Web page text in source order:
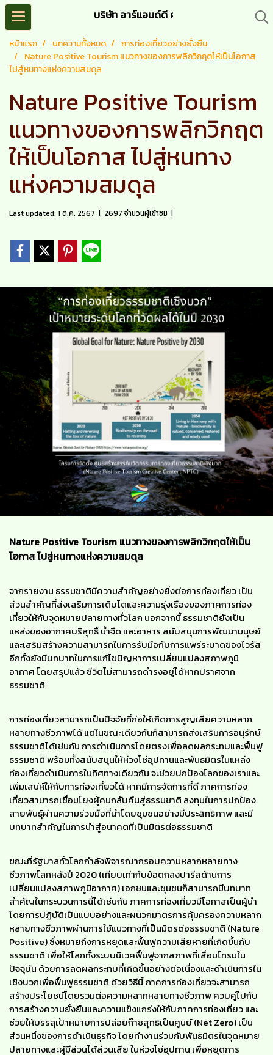
บริษัท อาร์แอนด์ดี ครีเอชั่น จำกัด (R&D
หน้าแรก บทความทั้งหมด
การท่องเที่ยวอย่างยั่งยืน
Nature Positive Tourism แนวทางของการพลิกวิกฤตให้เป็นโอกาส
ไปสู่หนทางแห่งความสมดุล
Nature Positive Tourism
แนวทางของการพลิกวิกฤต
ให้เป็นโอกาส ไปสู่หนทาง
แห่งความสมดุล
Last updated: 1 ต.ค. 2567 | 2697 จำนวนผู้เข้าชม |
Nature Positive Tourism แนวทางของการพลิกวิกฤตให้เป็น
โอกาส ไปสู่หนทางแห่งความสมดุล
จากรายงาน ธรรมชาติมีความสำคัญอย่างยิ่งต่อการท่องเที่ยว เป็น
ส่วนสำคัญที่ส่งเสริมการเติบโตและความรุ่งเรืองของภาคการท่อง
เที่ยวให้กับจุดหมายปลายทางทั่วโลก นอกจากนี้ ธรรมชาติยังเป็น
แหล่งของอากาศบริสุทธิ์ น้ำจืด และอาหาร สนับสนุนการพัฒนามนุษย์
และเสริมสร้างความสามารถในการรับมือกับการแพร่ระบาดของไวรัส
อีกทั้งยังมีบทบาทในการแก้ไขปัญหาการเปลี่ยนแปลงสภาพภูมิ
อากาศ โดยสรุปแล้ว ชีวิตไม่สามารถดำรงอยู่ได้หากปราศจาก
ธรรมชาติ
การท่องเที่ยวสามารถเป็นปัจจัยที่ก่อให้เกิดการสูญเสียความหลาก
หลายทางชีวภาพได้ แต่ในขณะเดียวกันก็สามารถส่งเสริมการอนุรักษ์
ธรรมชาติได้เช่นกัน การดำเนินการโดยตรงเพื่อลดผลกระทบและฟื้นฟู
ธรรมชาติ พร้อมทั้งสนับสนุนให้ห่วงโซ่อุปทานและพันธมิตรในแหล่ง
ท่องเที่ยวดำเนินการในทิศทางเดียวกัน จะช่วยปกป้องโลกของเราและ
เพิ่มเสน่ห์ให้กับการท่องเที่ยวได้ หากมีการจัดการที่ดี ภาคการท่อง
เที่ยวสามารถเชื่อมโยงผู้คนกลับคืนสู่ธรรมชาติ ลงทุนในการปกป้อง
สายพันธุ์ผ่านความร่วมมือที่นำโดยชุมชนอย่างมีประสิทธิภาพ และมี
บทบาทสำคัญในการนำสู่อนาคตที่เป็นมิตรต่อธรรมชาติ
ขณะที่รัฐบาลทั่วโลกกำลังพิจารณากรอบความหลากหลายทาง
ชีวภาพโลกหลังปี 2020 (เทียบเท่ากับข้อตกลงปารีสด้านการ
เปลี่ยนแปลงสภาพภูมิอากาศ) เอกชนและชุมชนก็สามารถมีบทบาท
สำคัญในกระบวนการนี้ได้เช่นกัน ภาคการท่องเที่ยวมีโอกาสเป็นผู้นำ
โดยการปฏิบัติเป็นแบบอย่างและผนวกมาตรการคุ้มครองความหลาก
หลายทางชีวภาพผ่านการใช้แนวทางที่เป็นมิตรต่อธรรมชาติ (Nature
Positive) ซึ่งหมายถึงการหยุดและฟื้นฟูความเสียหายที่เกิดขึ้นกับ
ธรรมชาติ เพื่อให้โลกทั้งระบบนิเวศฟื้นฟูจากสภาพที่เสื่อมโทรมใน
ปัจจุบัน ด้วยการลดผลกระทบที่เกิดขึ้นอย่างต่อเนื่องและดำเนินการใน
เชิงบวกเพื่อฟื้นฟูธรรมชาติ ด้วยวิธีนี้ ภาคการท่องเที่ยวจะสามารถ
สร้างประโยชน์โดยรวมต่อความหลากหลายทางชีวภาพ ควบคู่ไปกับ
การสร้างความยั่งยืนและความแข็งแกร่งให้กับภาคการท่องเที่ยว และ
ช่วยให้บรรลุเป้าหมายการปล่อยก๊าซสุทธิเป็นศูนย์ (Net Zero) เป็น
ส่วนหนึ่งของการดำเนินธุรกิจ โดยทำงานร่วมกับพันธมิตรในจุดหมาย
ปลายทางและผู้มีส่วนได้ส่วนเสีย ในห่วงโซ่อุปทาน เพื่อหยุดการ